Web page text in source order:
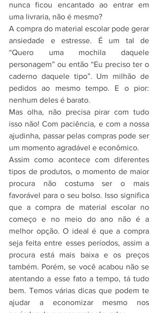
nunca ficou encantado ao entrar em
uma livraria, não é mesmo?
A compra do material escolar pode gerar
ansiedade e estresse. É um tal de
“Quero uma mochila daquele
personagem” ou então “Eu preciso ter o
caderno daquele tipo”. Um milhão de
pedidos ao mesmo tempo. E o pior:
nenhum deles é barato.
Mas olha, não precisa pirar com tudo
isso não! Com paciência, e com a nossa
ajudinha, passar pelas compras pode ser
um momento agradável e econômico.
Assim como acontece com diferentes
tipos de produtos, o momento de maior
procura não costuma ser o mais
favorável para o seu bolso. Isso significa
que a compra de material escolar no
começo e no meio do ano não é a
melhor opção. O ideal é que a compra
seja feita entre esses períodos, assim a
procura está mais baixa e os preços
também. Porém, se você acabou não se
atentando a esse fato a tempo, tá tudo
bem. Temos várias dicas que podem te
ajudar a economizar mesmo nos